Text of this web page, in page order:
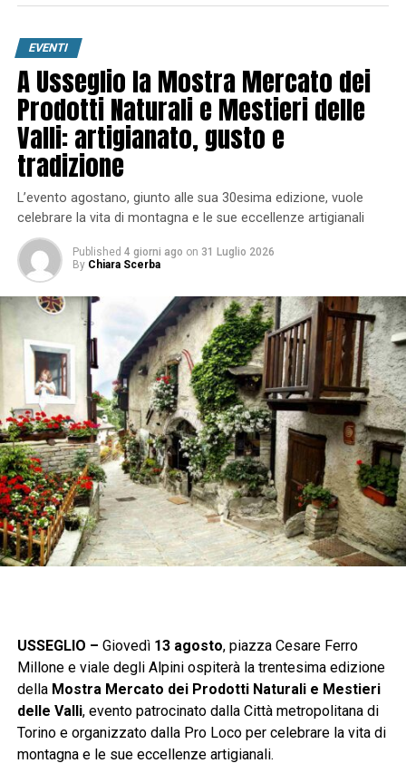
EVENTI
A Usseglio la Mostra Mercato dei
Prodotti Naturali e Mestieri delle
Valli: artigianato, gusto e
tradizione
L’evento agostano, giunto alle sua 30esima edizione, vuole
celebrare la vita di montagna e le sue eccellenze artigianali
Published 4 giorni ago on 31 Luglio 2026
By Chiara Scerba
USSEGLIO – Giovedì 13 agosto, piazza Cesare Ferro
Millone e viale degli Alpini ospiterà la trentesima edizione
della Mostra Mercato dei Prodotti Naturali e Mestieri
delle Valli, evento patrocinato dalla Città metropolitana di
Torino e organizzato dalla Pro Loco per celebrare la vita di
montagna e le sue eccellenze artigianali.